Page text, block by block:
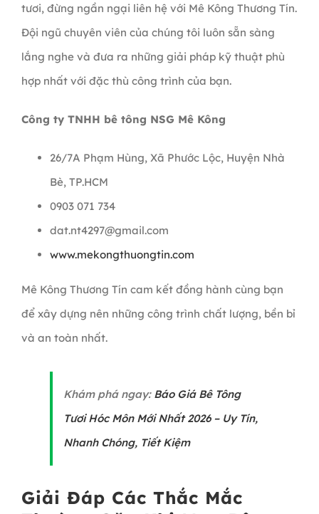
tươi, đừng ngần ngại liên hệ với Mê Kông Thương Tín.
Đội ngũ chuyên viên của chúng tôi luôn sẵn sàng
lắng nghe và đưa ra những giải pháp kỹ thuật phù
hợp nhất với đặc thù công trình của bạn.
Công ty TNHH bê tông NSG Mê Kông
26/7A Phạm Hùng, Xã Phước Lộc, Huyện Nhà
Bè, TP.HCM
0903 071 734
dat.nt4297@gmail.com
www.mekongthuongtin.com
Mê Kông Thương Tín cam kết đồng hành cùng bạn
để xây dựng nên những công trình chất lượng, bền bỉ
và an toàn nhất.
Khám phá ngay: Báo Giá Bê Tông
Tươi Hóc Môn Mới Nhất 2026 – Uy Tín,
Nhanh Chóng, Tiết Kiệm
Giải Đáp Các Thắc Mắc